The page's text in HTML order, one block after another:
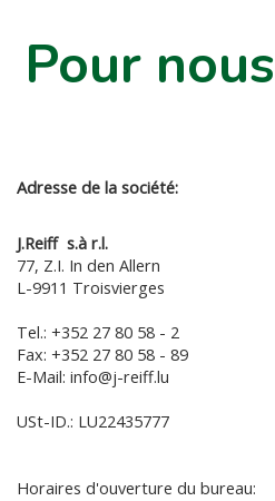
Pour
Adresse de la société:
J.Reiff s.à r.l.
77, Z.I. In den Allern
L-9911 Troisvierges
Tel.: +352 27 80 58 - 2
Fax: +352 27 80 58 - 89
E-Mail: info@j-reiff.lu
USt-ID.: LU22435777
Horaires d'ouverture du bureau: